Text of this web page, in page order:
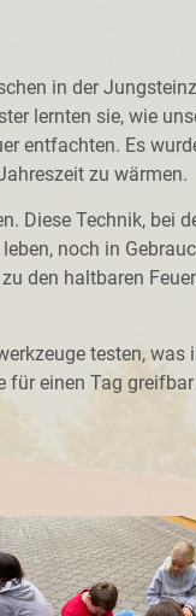
in der
lernten sie, wie
entfachten. Es
zu wärmen.
Diese Technik, bei
noch in
den haltbaren
testen, was
für einen Tag